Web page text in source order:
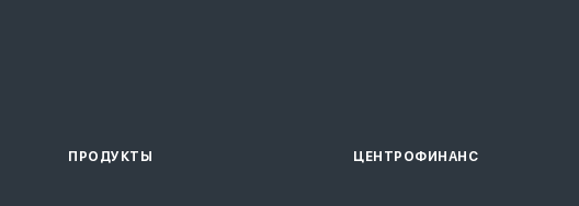
ПРОДУКТЫ ЦЕНТРОФИНАНС